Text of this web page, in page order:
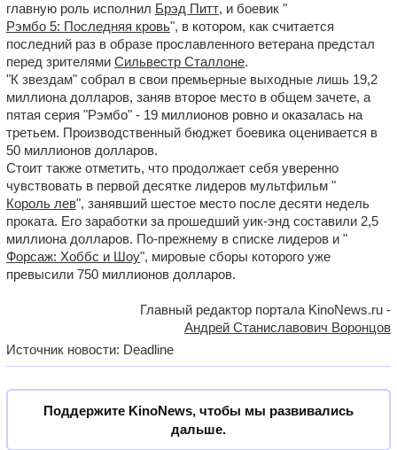
главную роль исполнил Брэд Питт, и боевик "
Рэмбо 5: Последняя кровь", в котором, как считается
последний раз в образе прославленного ветерана предстал
перед зрителями Сильвестр Сталлоне.
"К звездам" собрал в свои премьерные выходные лишь 19,2
миллиона долларов, заняв второе место в общем зачете, а
пятая серия "Рэмбо" - 19 миллионов ровно и оказалась на
третьем. Производственный бюджет боевика оценивается в
50 миллионов долларов.
Стоит также отметить, что продолжает себя уверенно
чувствовать в первой десятке лидеров мультфильм "
Король лев", занявший шестое место после десяти недель
проката. Его заработки за прошедший уик-энд составили 2,5
миллиона долларов. По-прежнему в списке лидеров и "
Форсаж: Хоббс и Шоу", мировые сборы которого уже
превысили 750 миллионов долларов.
Главный редактор портала KinoNews.ru -
Андрей Станиславович Воронцов
Источник новости: Deadline
Поддержите KinoNews, чтобы мы развивались
дальше.